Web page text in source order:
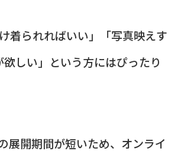
着られればいい」「写真映えす
しい」という方にはぴったり
展開期間が短いため、オンライ